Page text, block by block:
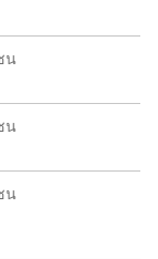
น
น
น